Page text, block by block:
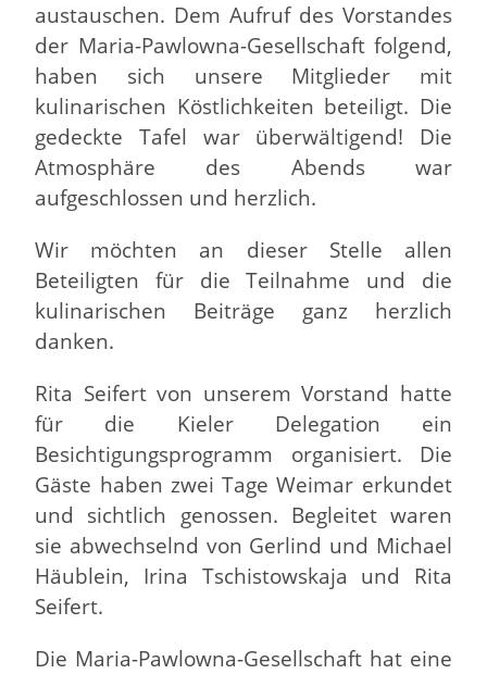
austauschen. Dem Aufruf des Vorstandes
der Maria-Pawlowna-Gesellschaft folgend,
haben sich unsere Mitglieder mit
kulinarischen Köstlichkeiten beteiligt. Die
gedeckte Tafel war überwältigend! Die
Atmosphäre des Abends war
aufgeschlossen und herzlich.
Wir möchten an dieser Stelle allen
Beteiligten für die Teilnahme und die
kulinarischen Beiträge ganz herzlich
danken.
Rita Seifert von unserem Vorstand hatte
für die Kieler Delegation ein
Besichtigungsprogramm organisiert. Die
Gäste haben zwei Tage Weimar erkundet
und sichtlich genossen. Begleitet waren
sie abwechselnd von Gerlind und Michael
Häublein, Irina Tschistowskaja und Rita
Seifert.
Die Maria-Pawlowna-Gesellschaft hat eine